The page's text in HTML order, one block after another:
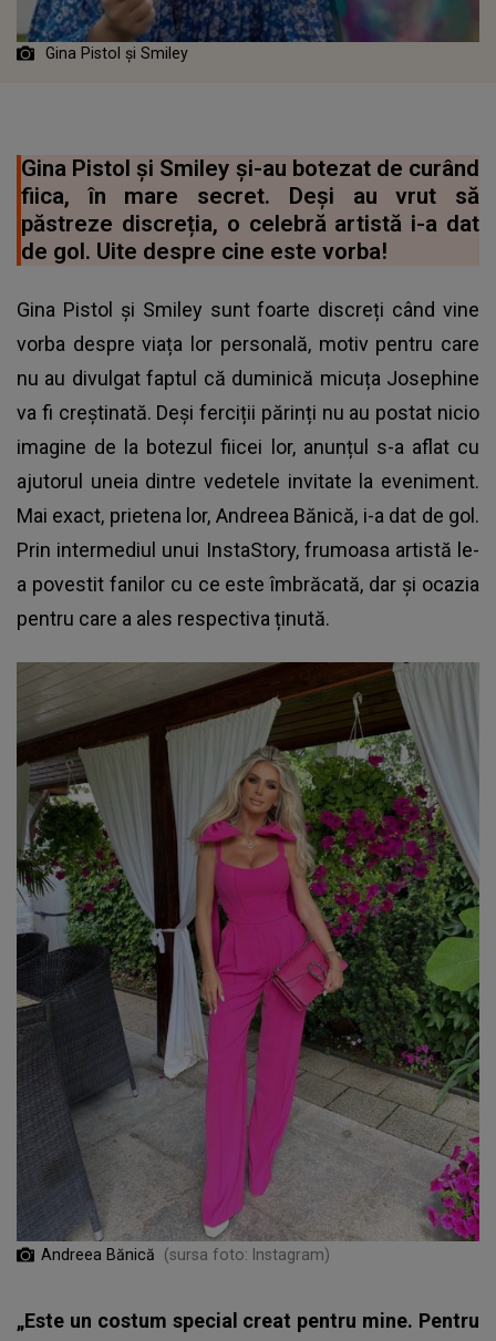
Gina Pistol și Smiley
Gina Pistol și Smiley și-au botezat de curând
fiica, în mare secret. Deși au vrut să
păstreze discreția, o celebră artistă i-a dat
de gol. Uite despre cine este vorba!
Gina Pistol și Smiley sunt foarte discreți când vine
vorba despre viața lor personală, motiv pentru care
nu au divulgat faptul că duminică micuța Josephine
va fi creștinată. Deși ferciții părinți nu au postat nicio
imagine de la botezul fiicei lor, anunțul s-a aflat cu
ajutorul uneia dintre vedetele invitate la eveniment.
Mai exact, prietena lor, Andreea Bănică, i-a dat de gol.
Prin intermediul unui InstaStory, frumoasa artistă le-
a povestit fanilor cu ce este îmbrăcată, dar și ocazia
pentru care a ales respectiva ținută.
Andreea Bănică (sursa foto: Instagram)
„Este un costum special creat pentru mine. Pentru